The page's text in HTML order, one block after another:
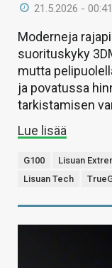
21.5.2026 - 00:41
Moderneja
suorituskyky
mutta
ja povatussa
tarkistamisen
Lue lisää
G100 Lisuan
Lisuan Tech